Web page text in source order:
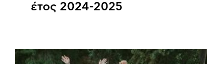
έτος 2024-2025